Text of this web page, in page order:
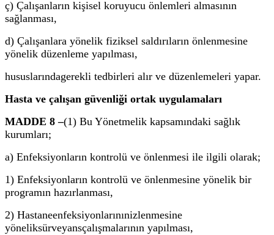
ç) Çalışanların kişisel koruyucu önlemleri almasının
sağlanması,
d) Çalışanlara yönelik fiziksel saldırıların önlenmesine
yönelik düzenleme yapılması,
hususlarındagerekli tedbirleri alır ve düzenlemeleri yapar.
Hasta ve çalışan güvenliği ortak uygulamaları
MADDE 8 –(1) Bu Yönetmelik kapsamındaki sağlık
kurumları;
a) Enfeksiyonların kontrolü ve önlenmesi ile ilgili olarak;
1) Enfeksiyonların kontrolü ve önlenmesine yönelik bir
programın hazırlanması,
2) Hastaneenfeksiyonlarınınizlenmesine
yöneliksürveyansçalışmalarının yapılması,